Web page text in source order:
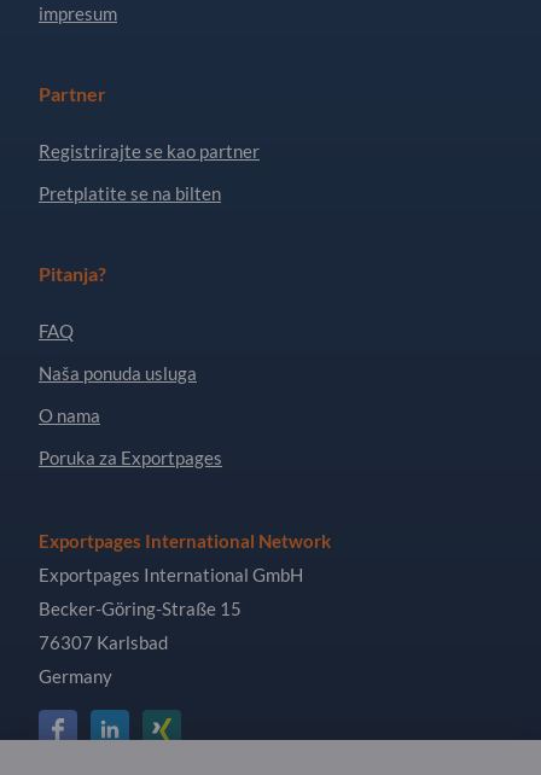
impresum
Partner
Registrirajte se kao partner
Pretplatite se na bilten
Pitanja?
FAQ
Naša ponuda usluga
O nama
Poruka za Exportpages
Exportpages International Network
Exportpages International GmbH
Becker-Göring-Straße 15
76307 Karlsbad
Germany